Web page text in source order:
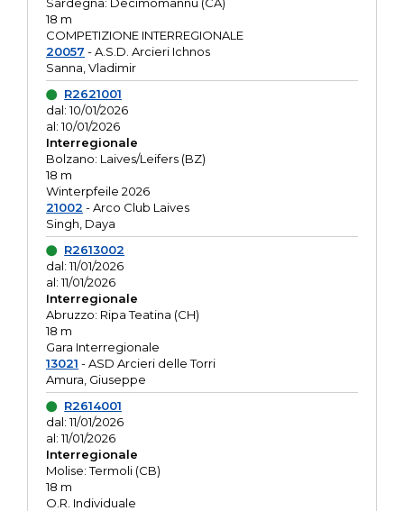
18 m
COMPETIZIONE INTERREGIONALE
20057 - A.S.D. Arcieri Ichnos
Sanna, Vladimir
R2621001
dal: 10/01/2026
al: 10/01/2026
Interregionale
Bolzano: Laives/Leifers (BZ)
18 m
Winterpfeile 2026
21002 - Arco Club Laives
Singh, Daya
R2613002
dal: 11/01/2026
al: 11/01/2026
Interregionale
Abruzzo: Ripa Teatina (CH)
18 m
Gara Interregionale
13021 - ASD Arcieri delle Torri
Amura, Giuseppe
R2614001
dal: 11/01/2026
al: 11/01/2026
Interregionale
Molise: Termoli (CB)
18 m
O.R. Individuale